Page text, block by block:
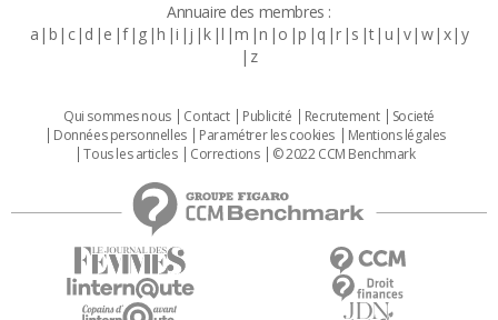
Annuaire des membres :
a b c d e f g h i j k l m n o p q r s t u v w x y
z
Qui sommes nous Contact Publicité Recrutement
Societé
Données personnelles
Paramétrer les cookies
Mentions légales
Tous les articles
Corrections © 2022 CCM Benchmark